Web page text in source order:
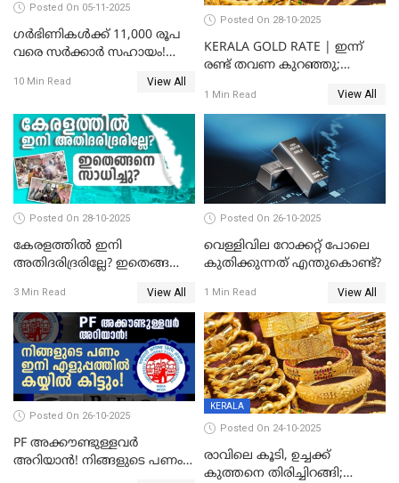
Posted On 05-11-2025
ഗർഭിണികൾക്ക് 11,000 രൂപ
വരെ സർക്കാർ സഹായം!
യോജനയെക്കുറിച്ച്
10 Min Read View All
Posted On 28-10-2025
KERALA GOLD RATE | ഇന്ന്
രണ്ട് തവണ കുറഞ്ഞു;
1800 രൂപ
1 Min Read View All
Posted On 28-10-2025
കേരളത്തിൽ ഇനി
അതിദരിദ്രരില്ലേ? ഇതെങ്ങനെ
STATE FREE FROM EXTREME
POVERTY
3 Min Read View All
Posted On 26-10-2025
വെള്ളിവില റോക്കറ്റ് പോലെ
കുതിക്കുന്നത് എന്തുകൊണ്ട്?
1 Min Read View All
Posted On 26-10-2025
PF അക്കൗണ്ടുള്ളവർ
അറിയാൻ! നിങ്ങളുടെ പണം
KERALA
Posted On 24-10-2025
രാവിലെ കൂടി, ഉച്ചക്ക്
കുത്തനെ തിരിച്ചിറങ്ങി;